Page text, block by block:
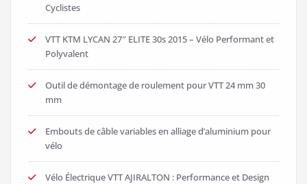
Cyclistes
VTT KTM LYCAN 27″ ELITE 30s 2015 – Vélo Performant et
Polyvalent
Outil de démontage de roulement pour VTT 24 mm 30
mm
Embouts de câble variables en alliage d’aluminium pour
vélo
Vélo Électrique VTT AJIRALTON : Performance et Design